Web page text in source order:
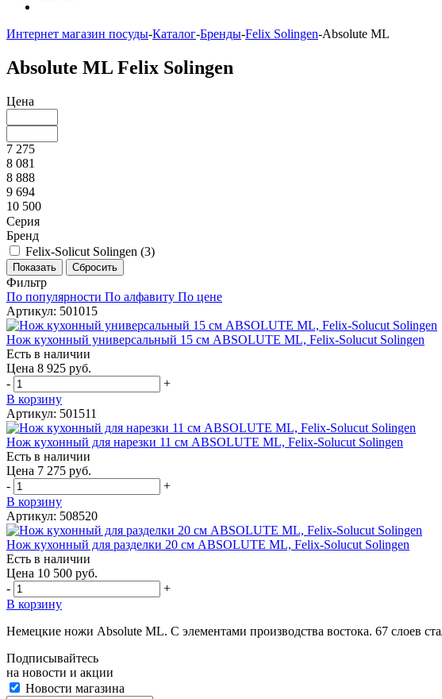
Интернет магазин посуды-Каталог-Бренды-Felix Solingen-Absolute ML
Absolute ML Felix Solingen
Цена
7 275
8 081
8 888
9 694
10 500
Серия
Бренд
Felix-Solicut Solingen (3)
Фильтр
По популярности По алфавиту По цене
Артикул: 501015
Нож кухонный универсальный 15 см ABSOLUTE ML, Felix-Solucut Solingen
Есть в наличии
Цена 8 925 руб.
-
+
В корзину
Артикул: 501511
Нож кухонный для нарезки 11 см ABSOLUTE ML, Felix-Solucut Solingen
Есть в наличии
Цена 7 275 руб.
-
+
В корзину
Артикул: 508520
Нож кухонный для разделки 20 см ABSOLUTE ML, Felix-Solucut Solingen
Есть в наличии
Цена 10 500 руб.
-
+
В корзину
Немецкие ножи Absolute ML. С элементами производства востока. 67 слоев
Подписывайтесь
на новости и акции
Новости магазина